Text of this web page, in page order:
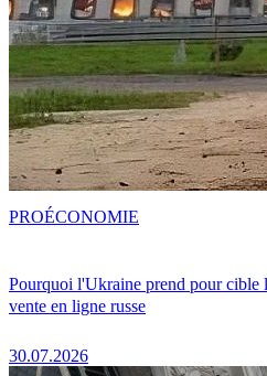
Pourquoi l'Ukraine prend pour cible
vente en ligne russe
30.07.2026
PROÉCONOMIE